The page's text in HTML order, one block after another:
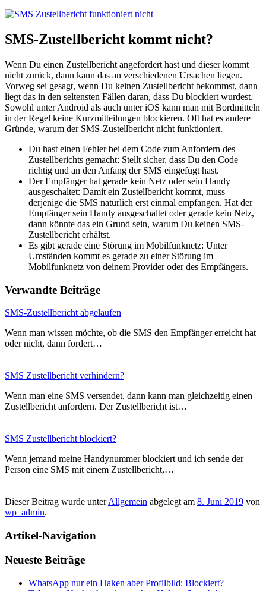
SMS-Zustellbericht kommt nicht?
Wenn Du einen Zustellbericht angefordert hast und dieser kommt
nicht zurück, dann kann das an verschiedenen Ursachen liegen.
Vorweg sei gesagt, wenn Du keinen Zustellbericht bekommst, dann
liegt das in den seltensten Fällen daran, dass Du blockiert wurdest.
Sowohl unter Android als auch unter iOS kann man mit Bordmitteln
in der Regel keine Kurzmitteilungen blockieren. Oft hat es andere
Gründe, warum der SMS-Zustellbericht nicht funktioniert.
Du hast einen Fehler bei dem Code zum Anfordern des
Zustellberichts gemacht: Stellt sicher, dass Du den Code
richtig und an den Anfang der SMS eingefügt hast.
Der Empfänger hat gerade kein Netz oder sein Handy
ausgeschaltet: Damit ein Zustellbericht kommt, muss
derjenige die SMS natürlich erst einmal empfangen. Hat der
Empfänger sein Handy ausgeschaltet oder gerade kein Netz,
dann könnte das ein Grund sein, warum Du keinen SMS-
Zustellbericht erhältst.
Es gibt gerade eine Störung im Mobilfunknetz: Unter
Umständen kommt es gerade zu einer Störung im
Mobilfunknetz von deinem Provider oder des Empfängers.
Verwandte Beiträge
SMS-Zustellbericht abgelaufen
Wenn man wissen möchte, ob die SMS den Empfänger erreicht hat
oder nicht, dann fordert…
SMS Zustellbericht verhindern?
Wenn man eine SMS versendet, dann kann man gleichzeitig einen
Zustellbericht anfordern. Der Zustellbericht ist…
SMS Zustellbericht blockiert?
Wenn jemand meine Handynummer blockiert und ich sende der
Person eine SMS mit einem Zustellbericht,…
Dieser Beitrag wurde unterAllgemein abgelegt am 8. Juni 2019 von
wp_admin.
Artikel-Navigation
Neueste Beiträge
WhatsApp nur ein Haken aber Profilbild: Blockiert?